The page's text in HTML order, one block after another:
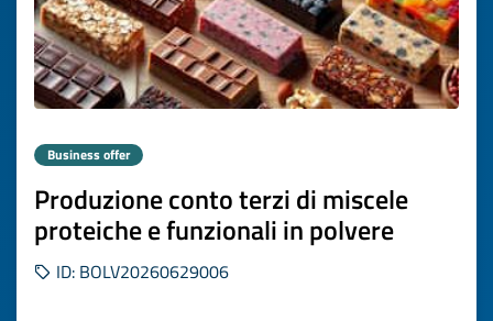
Business offer
Produzione conto terzi di miscele
proteiche e funzionali in polvere
ID: BOLV20260629006